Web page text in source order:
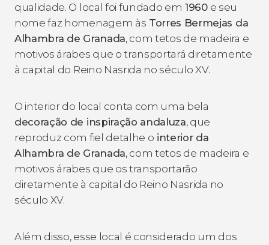
qualidade. O local foi fundado em 1960e seu
nome faz homenagem às Torres Bermejas da
Alhambra de Granada, com tetos de madeira e
motivos árabes que o transportará diretamente
à capital do Reino Nasrida no século XV.
O interior do local conta com uma bela
decoração de inspiração andaluza, que
reproduz com fiel detalhe o interior da
Alhambra de Granada, com tetos de madeira e
motivos árabes que os transportarão
diretamente à capital do Reino Nasrida no
século XV.
Além disso, esse local é considerado um dos